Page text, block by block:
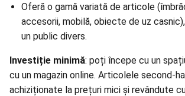
Oferă o gamă variată de articole
accesorii, mobilă, obiecte de uz
un public divers.
Investiție minimă: poți începe cu un
cu un magazin online. Articolele second-
achiziționate la prețuri mici și revândute